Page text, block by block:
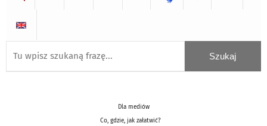
Dla mediów
Co, gdzie, jak załatwić?